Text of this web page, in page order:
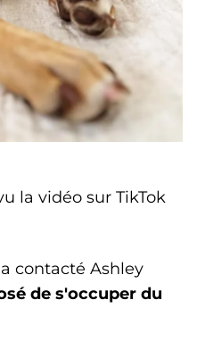
la vidéo sur TikTok
contacté Ashley
de s'occuper du